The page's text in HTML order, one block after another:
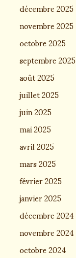
décembre 2025
novembre 2025
octobre 2025
septembre 2025
août 2025
juillet 2025
juin 2025
mai 2025
avril 2025
mars 2025
février 2025
janvier 2025
décembre 2024
novembre 2024
octobre 2024